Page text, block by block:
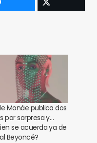
Monáe publica dos
por sorpresa y…
se acuerda ya de
Beyoncé?